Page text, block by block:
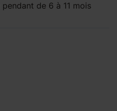
pendant de 6 à 11 mois